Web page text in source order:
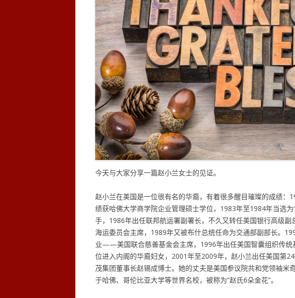
今天与大家分享一篇赵小兰女士的见证。
赵小兰在美国是一位很有名的华裔，有着很多醒目璀璨的成绩：
绩获哈佛大学商学院企业管理硕士学位，1983年至1984年当选
手，1986年出任联邦航运署副署长，不久又转任美国银行高级
海运委员会主席，1989年又被布什总统任命为交通部副部长。
业——美国联合慈善基金会主席，1996年出任美国智囊组织传统
位进入内阁的华裔妇女，2001年至2009年，赵小兰出任美国第
茂集团董事长赵锡成博士。她的丈夫是美国参议院共和党领袖米
于哈佛、哥伦比亚大学等世界名校，被称为“赵氏6朵金花”。